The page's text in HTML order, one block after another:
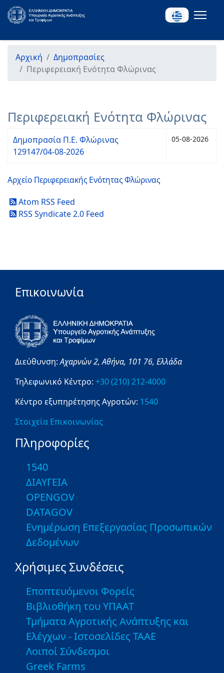
Αρχική
Δημοπρασίες
Περιφερειακή Ενότητα Φλώρινας
Περιφερειακή Ενότητα Φλώρινας
Δημοπρασία Π.Ε. Φλώρινας
129147/04-08-2026
05-08-2026
Αρχείο Περιφερειακής Ενότητας Φλώρινας
Atom RSS Feed
RSS Syndicate 2.0 Feed
Επικοινωνία
Διεύθυνση:Αχαρνών 2,Αθήνα, 101 76, Ελλάδα
Τηλεφωνικό Κέντρο: +30 (210) 212-4000
Κέντρο εξυπηρέτησης Αγροτών: 1540
Στοιχεία Επικοινωνίας
Πληροφορίες
1540
ΔΙΑΥΓΕΙΑ
OPENGOV
DATAGOV
Ενημέρωση Επεξεργασίας Προσωπικών
Δεδομένων
Χρήσιμες Συνδέσεις
Εποπτευόμενοι Φορείς
Βιβλιοθήκη του ΥΠΑΑΤ
Τμήματα Αγροτικής Ανάπτυξης και
Ελέγχων - Ιστοσελίδες ΤΑΑΕ
Λοιποί Σύνδεσμοι
Greek Farms